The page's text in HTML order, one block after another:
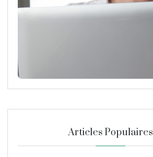
Articles Populaires